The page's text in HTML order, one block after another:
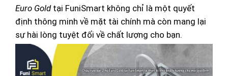
Euro Goldtại FuniSmart không chỉ là một quyết
định thông minh về mặt tài chính mà còn mang lại
sự hài lòng tuyệt đối về chất lượng cho bạn.